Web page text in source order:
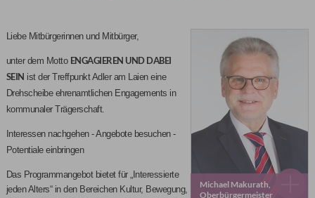
Michael Makurath,
Oberbürgermeister
Liebe Mitbürgerinnen und Mitbürger,
unter dem Motto ENGAGIEREN UND DABEI
SEIN ist der Treffpunkt Adler am Laien eine
Drehscheibe ehrenamtlichen Engagements in
kommunaler Trägerschaft.
Interessen nachgehen - Angebote besuchen -
Potentiale einbringen
Das Programmangebot bietet für „Interessierte
jeden Alters“ in den Bereichen Kultur, Bewegung,